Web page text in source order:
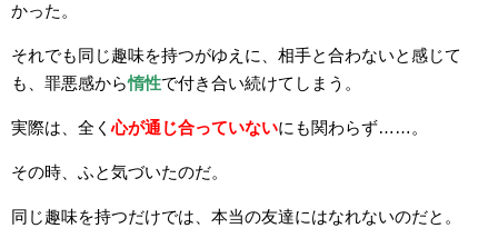
かった。
それでも同じ趣味を持つがゆえに、相手と合わないと感じて
も、罪悪感から惰性で付き合い続けてしまう。
実際は、全く心が通じ合っていないにも関わらず……。
その時、ふと気づいたのだ。
同じ趣味を持つだけでは、本当の友達にはなれないのだと。